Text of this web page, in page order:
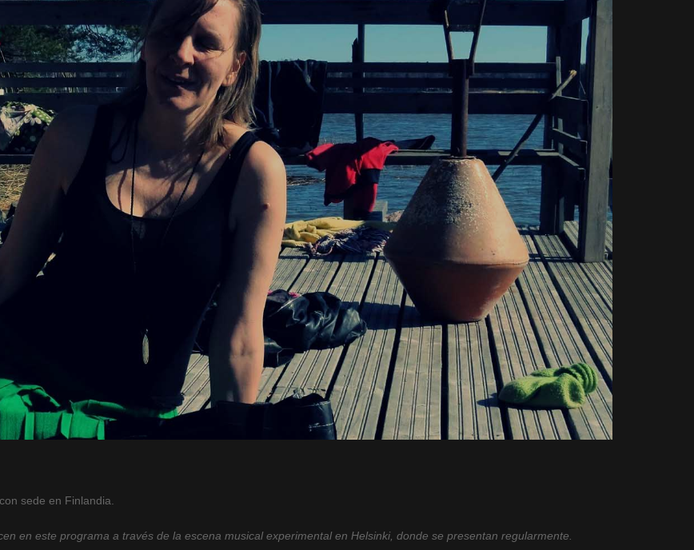
sede en Finlandia.
en este programa a través de la escena musical experimental en Helsinki, donde se presentan regularmente.